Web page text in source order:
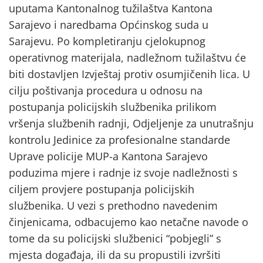
uputama Kantonalnog tužilaštva Kantona
Sarajevo i naredbama Općinskog suda u
Sarajevu. Po kompletiranju cjelokupnog
operativnog materijala, nadležnom tužilaštvu će
biti dostavljen Izvještaj protiv osumjičenih lica. U
cilju poštivanja procedura u odnosu na
postupanja policijskih službenika prilikom
vršenja službenih radnji, Odjeljenje za unutrašnju
kontrolu Jedinice za profesionalne standarde
Uprave policije MUP-a Kantona Sarajevo
poduzima mjere i radnje iz svoje nadležnosti s
ciljem provjere postupanja policijskih
službenika. U vezi s prethodno navedenim
činjenicama, odbacujemo kao netačne navode o
tome da su policijski službenici “pobjegli” s
mjesta događaja, ili da su propustili izvršiti